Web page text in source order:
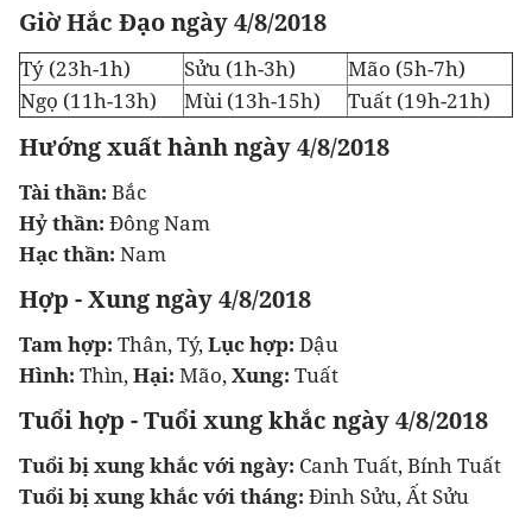
Giờ Hắc Đạo ngày 4/8/2018
Tý (23h-1h) Sửu (1h-3h)
Mão (5h-7h)
Ngọ (11h-13h)
Mùi (13h-15h) Tuất (19h-21h)
Hướng xuất hành ngày 4/8/2018
Tài thần: Bắc
Hỷ thần: Đông Nam
Hạc thần: Nam
Hợp - Xung ngày 4/8/2018
Tam hợp: Thân, Tý,Lục hợp: Dậu
Hình: Thìn,Hại: Mão,Xung: Tuất
Tuổi hợp - Tuổi xung khắc ngày 4/8/2018
Tuổi bị xung khắc với ngày: Canh Tuất, Bính Tuất
Tuổi bị xung khắc với tháng: Đinh Sửu, Ất Sửu